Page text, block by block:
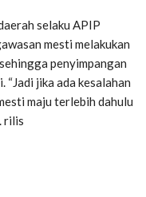
selaku APIP
mesti melakukan
penyimpangan
jika ada kesalahan
maju terlebih dahulu
rilis